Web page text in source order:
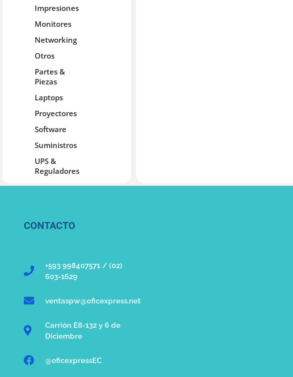
Impresiones
Monitores
Networking
Otros
Partes &
Piezas
Laptops
Proyectores
Software
Suministros
UPS &
Reguladores
CONTACTO
+593 998407571 / (02)
603-1629
ventaspw@oficexpress.net
Carrión E8-132 y 6 de
Diciembre
@oficexpressEC